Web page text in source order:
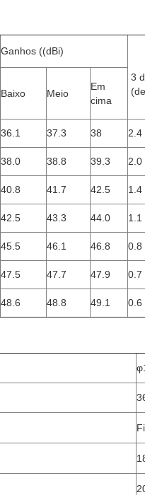
Ganhos ((dBi)
3
Baixo
Meio
Em
cima
36.1 37.3 38 2.4
38.0 38.8 39.3 2.0
40.8 41.7 42.5 1.4
42.5 43.3 44.0 1.1
45.5 46.1 46.8 0.8
47.5 47.7 47.9 0.7
48.6 48.8 49.1 0.6